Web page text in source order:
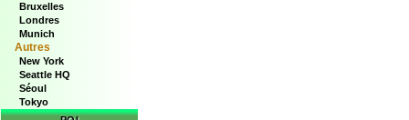
Bruxelles
Londres
Munich
Autres
New York
Seattle HQ
Séoul
Tokyo